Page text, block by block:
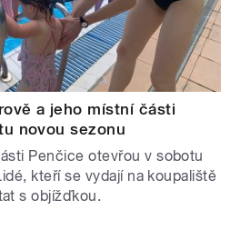
a jeho místní části
novou sezonu
Penčice otevřou v sobotu
kteří se vydají na koupaliště
s objížďkou.